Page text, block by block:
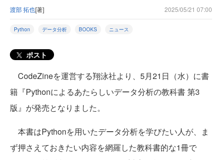
渡部 拓也[著] 2025/05/21 07:00
Python データ分析 BOOKS ニュース
ポスト
CodeZineを運営する翔泳社より、5月21日（水）に書
籍『Pythonによるあたらしいデータ分析の教科書 第3
版』が発売となりました。
本書はPythonを用いたデータ分析を学びたい人が、ま
ず押さえておきたい内容を網羅した教科書的な1冊で